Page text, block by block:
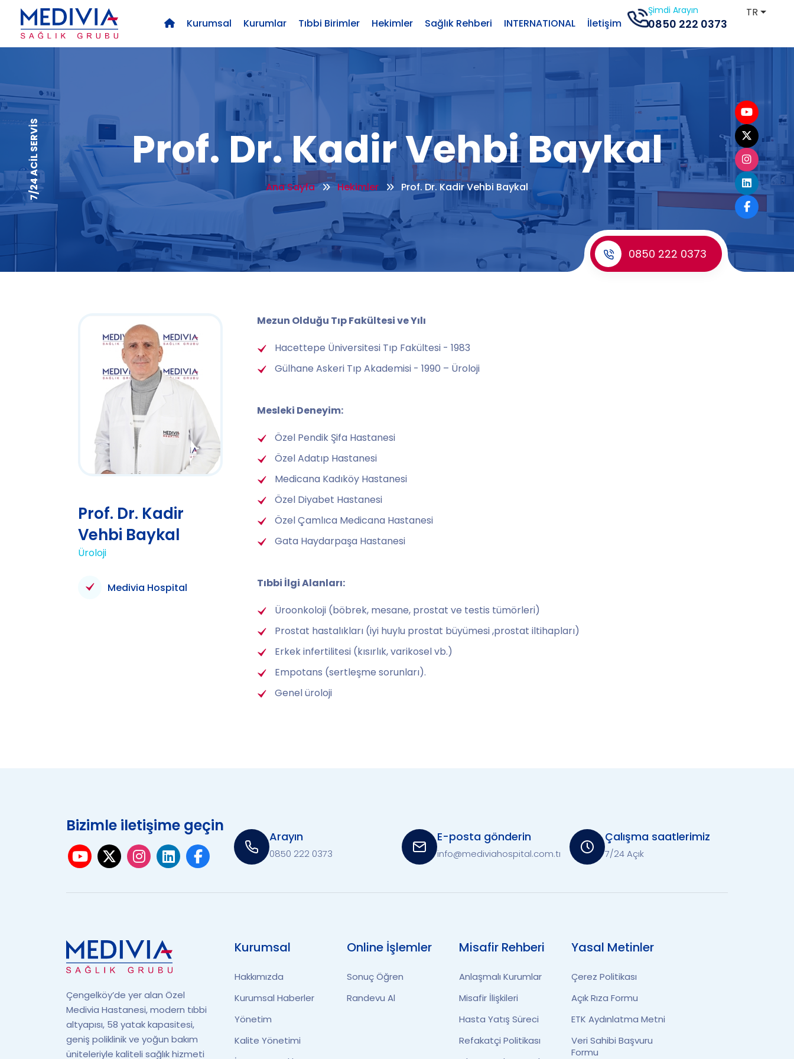
Kurumsal Kurumlar Tıbbi Birimler Hekimler Sağlık Rehberi INTERNATIONAL İletişim
Şimdi Arayın
0850 222 0373
TR
Prof. Dr. Kadir Vehbi Baykal
Ana Sayfa Hekimler Prof. Dr. Kadir Vehbi Baykal
0850 222 0373
7/24 ACİL SERVİS
Prof. Dr. Kadir
Vehbi Baykal
Üroloji
Medivia Hospital
Mezun Olduğu Tıp Fakültesi ve Yılı
Hacettepe Üniversitesi Tıp Fakültesi - 1983
Gülhane Askeri Tıp Akademisi - 1990 – Üroloji
Mesleki Deneyim:
Özel Pendik Şifa Hastanesi
Özel Adatıp Hastanesi
Medicana Kadıköy Hastanesi
Özel Diyabet Hastanesi
Özel Çamlıca Medicana Hastanesi
Gata Haydarpaşa Hastanesi
Tıbbi İlgi Alanları:
Üroonkoloji (böbrek, mesane, prostat ve testis tümörleri)
Prostat hastalıkları (iyi huylu prostat büyümesi ,prostat iltihapları)
Erkek infertilitesi (kısırlık, varikosel vb.)
Empotans (sertleşme sorunları).
Genel üroloji
Bizimle iletişime geçin
Arayın
0850 222 0373
E-posta gönderin
info@mediviahospital.com.tr
Çalışma saatlerimiz
7/24 Açık
Çengelköy’de yer alan Özel
Medivia Hastanesi, modern tıbbi
altyapısı, 58 yatak kapasitesi,
geniş poliklinik ve yoğun bakım
üniteleriyle kaliteli sağlık hizmeti
Kurumsal
Hakkımızda
Kurumsal Haberler
Yönetim
Kalite Yönetimi
Online İşlemler
Sonuç Öğren
Randevu Al
Misafir Rehberi
Anlaşmalı Kurumlar
Misafir İlişkileri
Hasta Yatış Süreci
Refakatçi Politikası
Yasal Metinler
Çerez Politikası
Açık Rıza Formu
ETK Aydınlatma Metni
Veri Sahibi Başvuru
Formu